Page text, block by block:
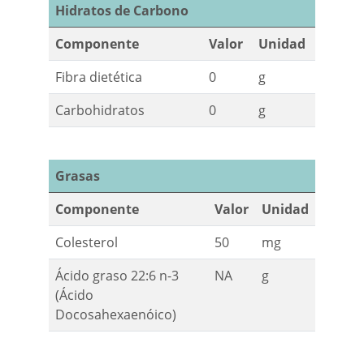
Hidratos de Carbono
Componente
Valor
Unidad
Fibra dietética
0
g
Carbohidratos
0 g
Grasas
Componente
Valor
Unidad
Colesterol
50
mg
Ácido graso 22:6 n-3
(Ácido
Docosahexaenóico)
NA g